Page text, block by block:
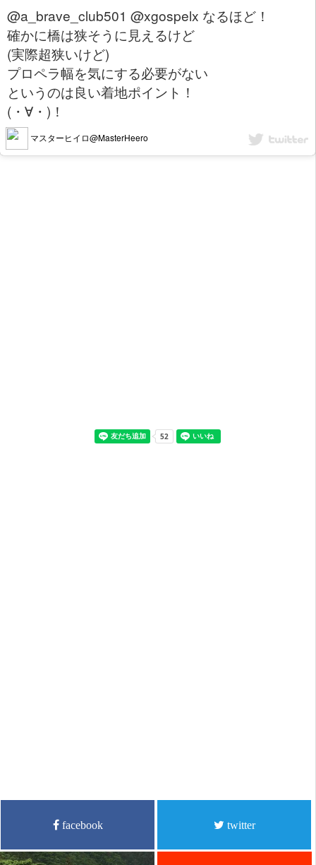
@a_brave_club501 @xgospelx なるほど！
確かに橋は狭そうに見えるけど
(実際超狭いけど)
プロペラ幅を気にする必要がない
というのは良い着地ポイント！
(・∀・)！
マスターヒイロ@MasterHeero
facebook twitter